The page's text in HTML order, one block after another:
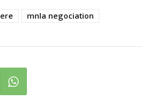
mnla negociation